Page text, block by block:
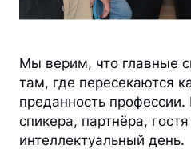
Мы верим, что главные
там, где пересекаются
преданность
спикера, партнёра,
интеллектуальный день.